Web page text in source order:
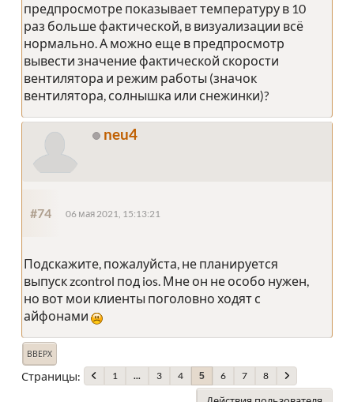
предпросмотре показывает температуру в 10
раз больше фактической, в визуализации всё
нормально. А можно еще в предпросмотр
вывести значение фактической скорости
вентилятора и режим работы (значок
вентилятора, солнышка или снежинки)?
neu4
#74 06 мая 2021, 15:13:21
Подскажите, пожалуйста, не планируется
выпуск zcontrol под ios. Мне он не особо нужен,
но вот мои клиенты поголовно ходят с
айфонами
ВВЕРХ
Страницы 1 ... 3 4 5 6 7 8